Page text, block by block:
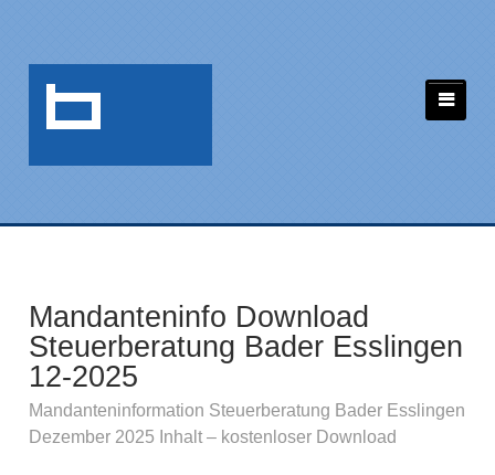
Mandanteninfo Download
Steuerberatung Bader Esslingen
12-2025
Mandanteninformation Steuerberatung Bader Esslingen
Dezember 2025 Inhalt – kostenloser Download